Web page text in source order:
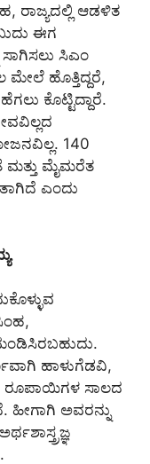
ರಾಜ್ಯದಲ್ಲಿ ಆಡಳಿತ
ಈಗ
ಸಿಎಂ
ಮೇಲೆ ಹೊತ್ತಿದ್ದರೆ,
ಕೊಟ್ಟಿದ್ದಾರೆ.
140
ಮತ್ತು ಮೈಮರೆತ
ಎಂದು
ಹಾಳುಗೆಡವಿ,
ರೂಪಾಯಿಗಳ ಸಾಲದ
ಹೀಗಾಗಿ ಅವರನ್ನು